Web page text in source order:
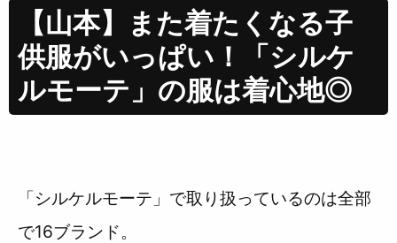
【山本】また着たくなる子
供服がいっぱい！「シルケ
ルモーテ」の服は着心地◎
「シルケルモーテ」で取り扱っているのは全部
で16ブランド。